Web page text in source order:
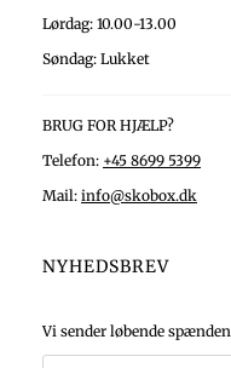
Lørdag: 10.00-13.00
Søndag: Lukket
BRUG FOR HJÆLP?
Telefon: +45 8699 5399
Mail: info@skobox.dk
NYHEDSBREV
Vi sender løbende